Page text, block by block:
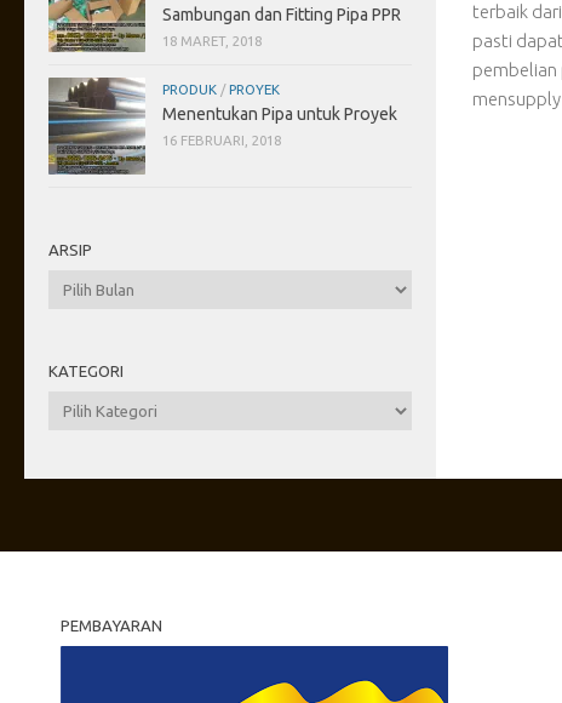
terbaik
pasti
pembelian
mensupply
Sambungan dan Fitting Pipa PPR
18 MARET, 2018
PRODUK /PROYEK
Menentukan Pipa untuk Proyek
16 FEBRUARI, 2018
ARSIP
Arsip
KATEGORI
Kategori
PEMBAYARAN